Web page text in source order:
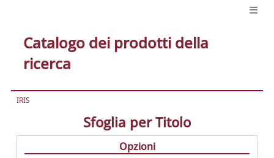
Catalogo dei prodotti della
ricerca
IRIS
Sfoglia per Titolo
Opzioni